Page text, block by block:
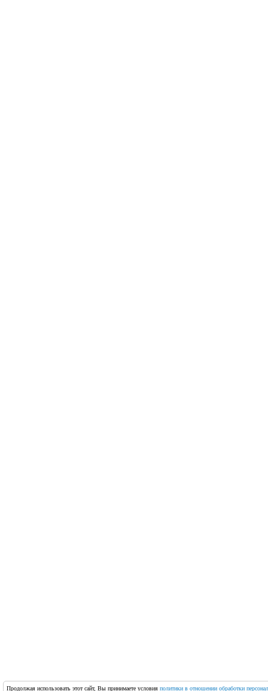
Продолжая использовать этот сайт, Вы принимаете условия политики в отношении обработки